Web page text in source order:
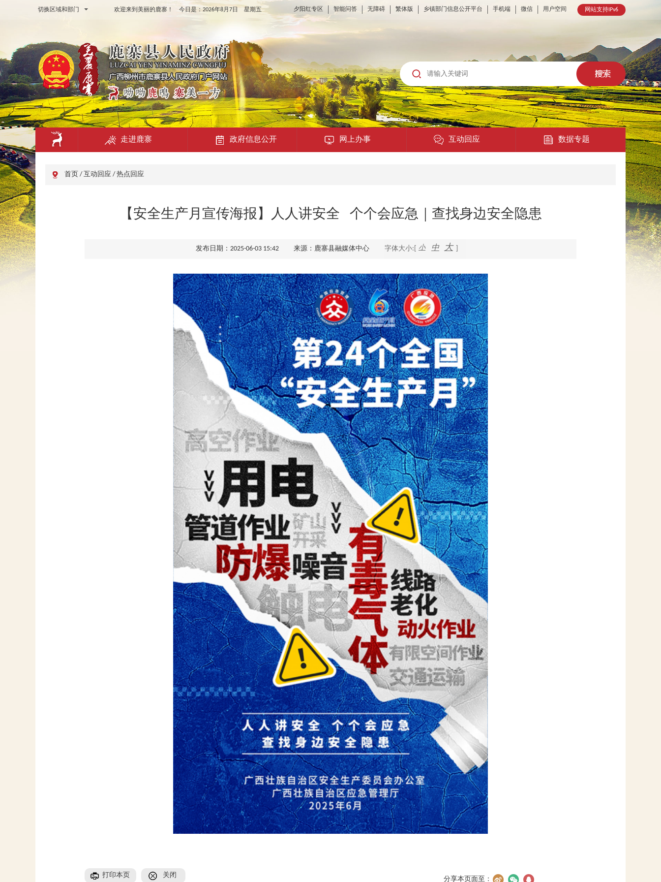
切换区域和部门 网站支持IPv6
夕阳红专区 智能问答 无障碍 繁体版 乡镇部门信息公开平台 手机端 微信 用户空间
欢迎来到美丽的鹿寨！ 今日是： 2026年8月7日 星期五
走进鹿寨 政府信息公开 网上办事
便民提示
利企查询
互动回应
在线访谈
数据专题
首页 / 互动回应 / 热点回应
【安全生产月宣传海报】人人讲安全 个个会应急｜查找身边安全隐患
发布日期：2025-06-03 15:42 来源：鹿寨县融媒体中心 字体大小:[ 小 中 大
打印本页 关闭
分享本页面至：